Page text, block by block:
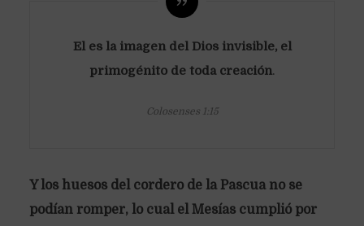
El es la imagen del Dios invisible, el
primogénito de toda creación.
Colosenses 1:15
Y los huesos del cordero de la Pascua no se
podían romper, lo cual el Mesías cumplió por